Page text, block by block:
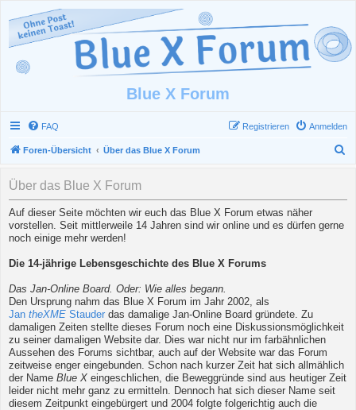
Blue X Forum
FAQ Anmelden
Registrieren
Foren-Übersicht Über das Blue X Forum
Über das Blue X Forum
Auf dieser Seite möchten wir euch das Blue X Forum etwas näher
vorstellen. Seit mittlerweile 14 Jahren sind wir online und es dürfen gerne
noch einige mehr werden!
Die 14-jährige Lebensgeschichte des Blue X Forums
Das Jan-Online Board. Oder: Wie alles begann.
Den Ursprung nahm das Blue X Forum im Jahr 2002, als
Jan theXME Stauder das damalige Jan-Online Board gründete. Zu
damaligen Zeiten stellte dieses Forum noch eine Diskussionsmöglichkeit
zu seiner damaligen Website dar. Dies war nicht nur im farbähnlichen
Aussehen des Forums sichtbar, auch auf der Website war das Forum
zeitweise enger eingebunden. Schon nach kurzer Zeit hat sich allmählich
der Name Blue X eingeschlichen, die Beweggründe sind aus heutiger Zeit
leider nicht mehr ganz zu ermitteln. Dennoch hat sich dieser Name seit
diesem Zeitpunkt eingebürgert und 2004 folgte folgerichtig auch die